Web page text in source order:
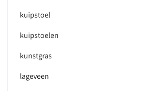
kuipstoel
kuipstoelen
kunstgras
lageveen